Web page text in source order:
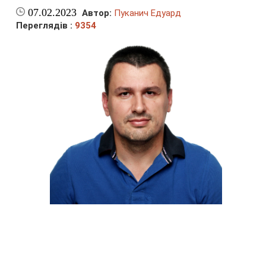
07.02.2023 Автор: Пуканич Едуард
Переглядів : 9354